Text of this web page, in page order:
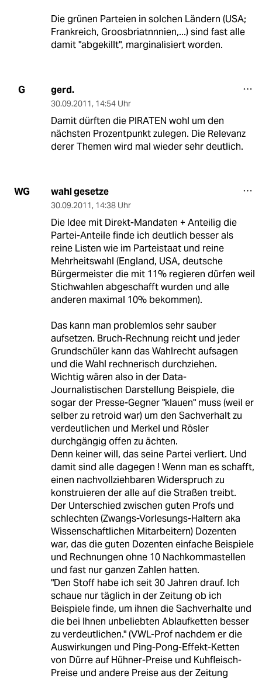
Die grünen Parteien in solchen Ländern (USA;
Frankreich, Groosbriatnnnien,...) sind fast alle
damit "abgekillt", marginalisiert worden.
G gerd.
30.09.2011, 14:54 Uhr
Damit dürften die PIRATEN wohl um den
nächsten Prozentpunkt zulegen. Die Relevanz
derer Themen wird mal wieder sehr deutlich.
WG wahl gesetze
30.09.2011, 14:38 Uhr
Die Idee mit Direkt-Mandaten + Anteilig die
Partei-Anteile finde ich deutlich besser als
reine Listen wie im Parteistaat und reine
Mehrheitswahl (England, USA, deutsche
Bürgermeister die mit 11% regieren dürfen weil
Stichwahlen abgeschafft wurden und alle
anderen maximal 10% bekommen).
Das kann man problemlos sehr sauber
aufsetzen. Bruch-Rechnung reicht und jeder
Grundschüler kann das Wahlrecht aufsagen
und die Wahl rechnerisch durchziehen.
Wichtig wären also in der Data-
Journalistischen Darstellung Beispiele, die
sogar der Presse-Gegner "klauen" muss (weil er
selber zu retroid war) um den Sachverhalt zu
verdeutlichen und Merkel und Rösler
durchgängig offen zu ächten.
Denn keiner will, das seine Partei verliert. Und
damit sind alle dagegen ! Wenn man es schafft,
einen nachvollziehbaren Widerspruch zu
konstruieren der alle auf die Straßen treibt.
Der Unterschied zwischen guten Profs und
schlechten (Zwangs-Vorlesungs-Haltern aka
Wissenschaftlichen Mitarbeitern) Dozenten
war, das die guten Dozenten einfache Beispiele
und Rechnungen ohne 10 Nachkommastellen
und fast nur ganzen Zahlen hatten.
"Den Stoff habe ich seit 30 Jahren drauf. Ich
schaue nur täglich in der Zeitung ob ich
Beispiele finde, um ihnen die Sachverhalte und
die bei Ihnen unbeliebten Ablaufketten besser
zu verdeutlichen." (VWL-Prof nachdem er die
Auswirkungen und Ping-Pong-Effekt-Ketten
von Dürre auf Hühner-Preise und Kuhfleisch-
Preise und andere Preise aus der Zeitung